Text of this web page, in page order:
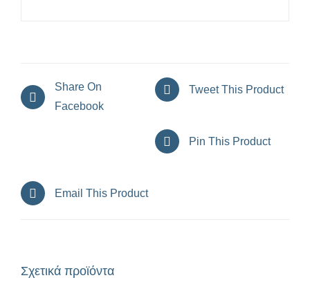
Share On
Facebook
Tweet This Product
Pin This Product
Email This Product
Σχετικά προϊόντα